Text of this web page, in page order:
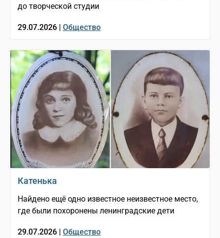
до творческой студии
29.07.2026 | Общество
Катенька
Найдено ещё одно известное неизвестное место,
где были похоронены ленинградские дети
29.07.2026 | Общество